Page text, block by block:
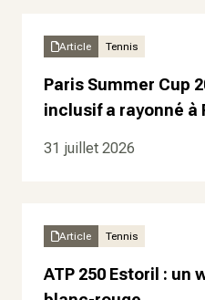
Article Tennis
Paris Summer Cup
inclusif a rayonné à
31 juillet 2026
Article Tennis
ATP 250 Estoril : un